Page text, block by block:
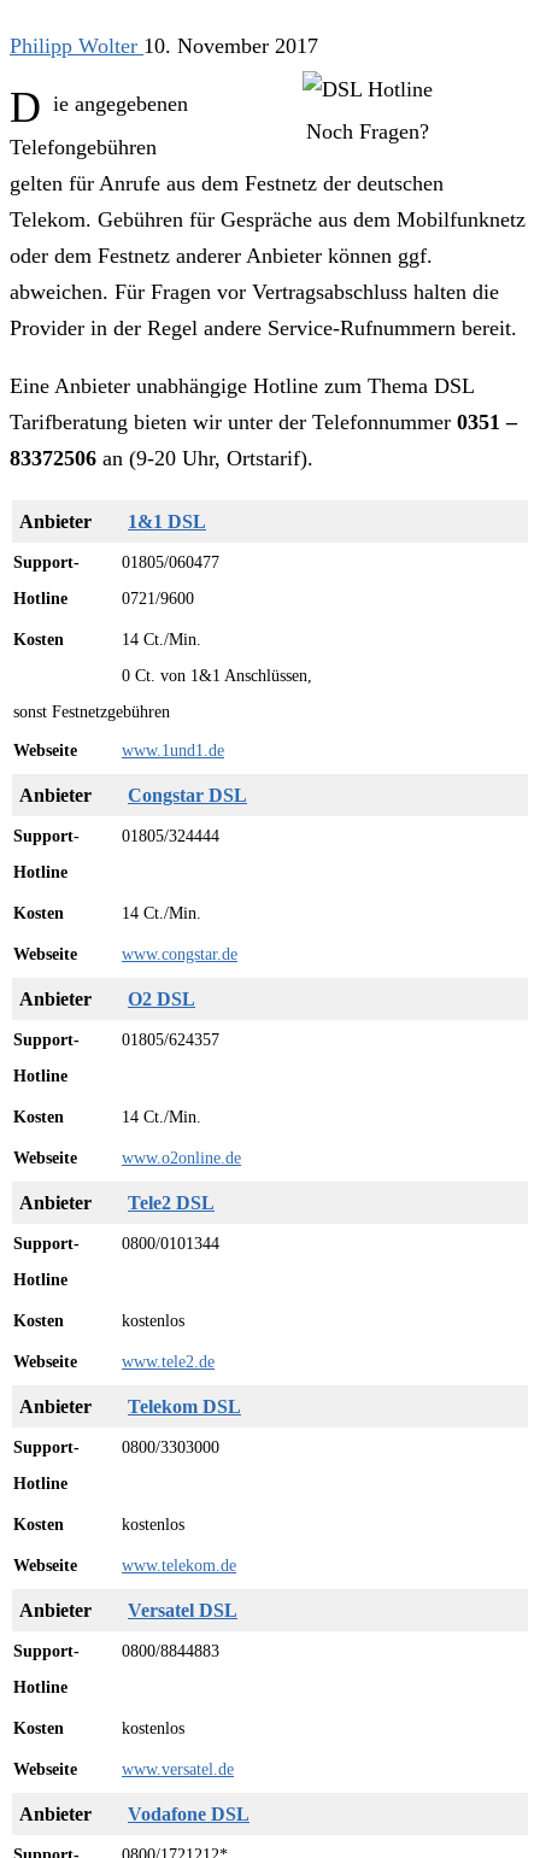
Philipp Wolter 10. November 2017
Noch Fragen?
D ie angegebenen
Telefongebühren
gelten für Anrufe aus dem Festnetz der deutschen
Telekom. Gebühren für Gespräche aus dem Mobilfunknetz
oder dem Festnetz anderer Anbieter können ggf.
abweichen. Für Fragen vor Vertragsabschluss halten die
Provider in der Regel andere Service-Rufnummern bereit.
Eine Anbieter unabhängige Hotline zum Thema DSL
Tarifberatung bieten wir unter der Telefonnummer 0351 –
83372506 an (9-20 Uhr, Ortstarif).
1&1 DSL
01805/060477
0721/9600
14 Ct./Min.
0 Ct. von 1&1 Anschlüssen,
sonst Festnetzgebühren
www.1und1.de
Congstar DSL
01805/324444
14 Ct./Min.
www.congstar.de
O2 DSL
01805/624357
14 Ct./Min.
www.o2online.de
Tele2 DSL
0800/0101344
kostenlos
www.tele2.de
Telekom DSL
0800/3303000
kostenlos
www.telekom.de
Versatel DSL
0800/8844883
kostenlos
www.versatel.de
Vodafone DSL